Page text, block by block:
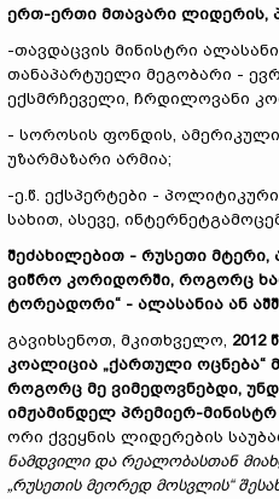
ერთ-ერთი მთავარი ლიდერის,
-თავდაცვის მინისტრი
თანაპარტუელი მეგობარი -
ექსმრჩეველი, ჩრდილოვანი
- სოროსის ფონდის, ამერიკული
უზარმაზარი არმია;
-ე.წ. ექსპერტები -
სახით, ასევე,
შეძახილებით - რუსეთი
ვიწრო კორიდორში, როგორც
ტორეადორი“ - ალასანია ან
გავიხსენოთ, მკითხველო,
კოალიცია „ქართული ოცნება“
როგორც მე ვიმედოვნებდი,
იმჟამინდელ პრემიერ-
ორი ქვეყნის ლიდერების
ნამდვილი და რეალობასთან
„რუსეთის მეორედ მოსვლის“